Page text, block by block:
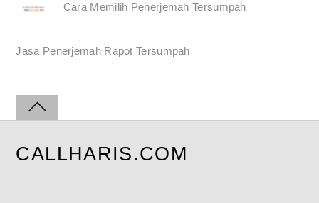
Cara Memilih Penerjemah Tersumpah
Jasa Penerjemah Rapot Tersumpah
CALLHARIS.COM